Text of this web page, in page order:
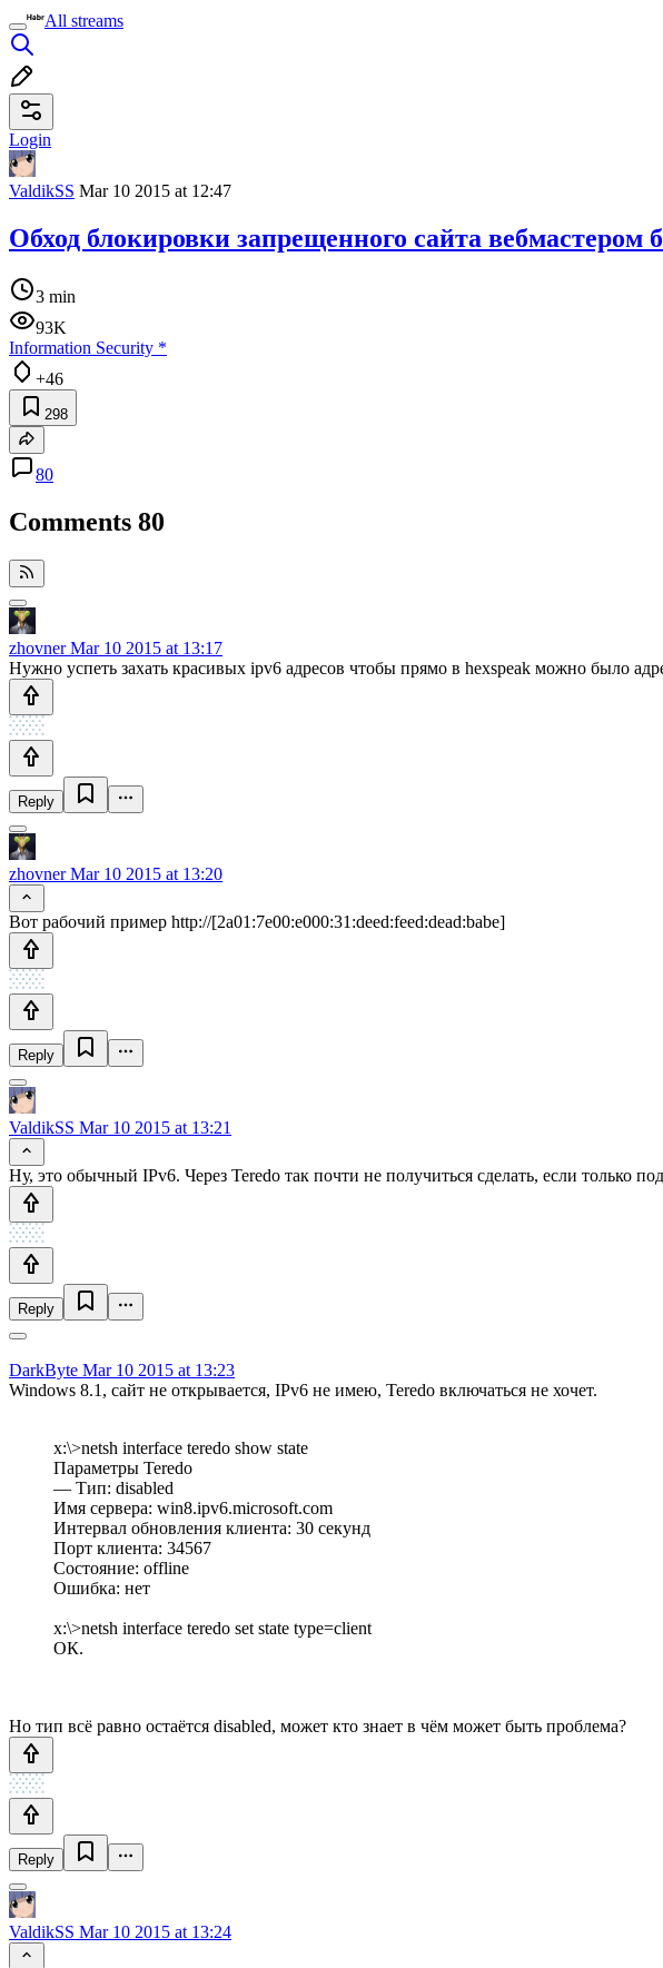
All streams
Login
ValdikSS Mar 10 2015 at 12:47
Обход блокировки запрещенного сайта вебмастером
3 min
93K
Information Security *
+46
298
80
Comments 80
zhovnerMar 10 2015 at 13:17
Нужно успеть захать красивых ipv6 адресов чтобы прямо в hexspeak можно было
Reply
zhovnerMar 10 2015 at 13:20
Вот рабочий пример http://[2a01:7e00:e000:31:deed:feed:dead:babe]
Reply
ValdikSS Mar 10 2015 at 13:21
Ну, это обычный IPv6. Через Teredo так почти не получиться сделать, если только
Reply
DarkByte Mar 10 2015 at 13:23
Windows 8.1, сайт не открывается, IPv6 не имею, Teredo включаться не хочет.
x:\>netsh interface teredo show state
Параметры Teredo
— Тип: disabled
Имя сервера: win8.ipv6.microsoft.com
Интервал обновления клиента: 30 секунд
Порт клиента: 34567
Состояние: offline
Ошибка: нет
x:\>netsh interface teredo set state type=client
ОК.
Но тип всё равно остаётся disabled, может кто знает в чём может быть проблема?
Reply
ValdikSS Mar 10 2015 at 13:24